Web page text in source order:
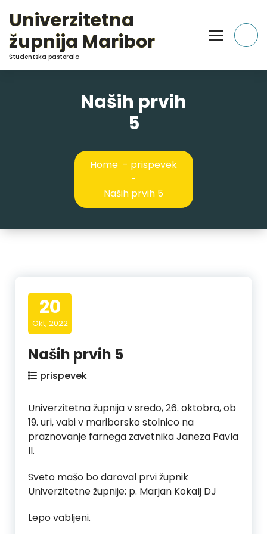
Content
Univerzitetna
župnija Maribor
Študentska pastorala
Naših prvih
5
Home - prispevek
-
Naših prvih 5
20
Okt, 2022
Naših prvih 5
prispevek
Univerzitetna župnija v sredo, 26. oktobra, ob
19. uri, vabi v mariborsko stolnico na
praznovanje farnega zavetnikaJaneza Pavla
ll.
Sveto mašo bo daroval prvi župnik
Univerzitetne župnije: p. Marjan Kokalj DJ
Lepo vabljeni.